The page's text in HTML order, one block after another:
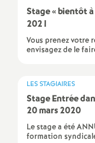
Stage «bientôt
2021
Vous prenez votre
envisagez de le
LES STAGIAIRES
Stage Entrée
20 mars 2020
Le stage a été
formation